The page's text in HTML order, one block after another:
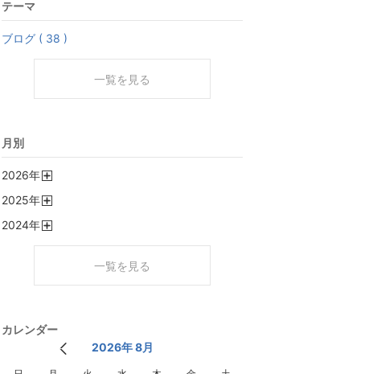
テーマ
ブログ ( 38 )
一覧を見る
月別
2026年
2025年
2024年
一覧を見る
カレンダー
2026年 8月